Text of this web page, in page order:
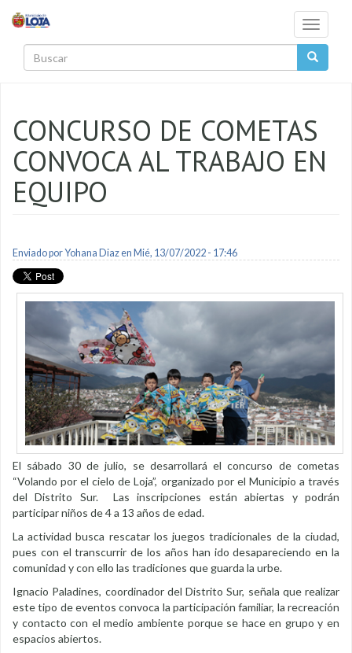
Toggle
CONCURSO DE COMETAS
CONVOCA AL TRABAJO EN
EQUIPO
Enviado porYohana Diazen Mié, 13/07/2022 - 17:46
El sábado 30 de julio, se desarrollará el concurso de cometas
“Volando por el cielo de Loja”, organizado por el Municipio a través
del Distrito Sur. Las inscripciones están abiertas y podrán
participar niños de 4 a 13 años de edad.
La actividad busca rescatar los juegos tradicionales de la ciudad,
pues con el transcurrir de los años han ido desapareciendo en la
comunidad y con ello las tradiciones que guarda la urbe.
Ignacio Paladines, coordinador del Distrito Sur, señala que realizar
este tipo de eventos convoca la participación familiar, la recreación
y contacto con el medio ambiente porque se hace en grupo y en
espacios abiertos.